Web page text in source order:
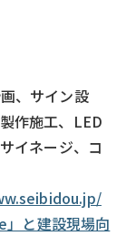
、サイン設
作施工、LED
イネージ、コ
」と建設現場向